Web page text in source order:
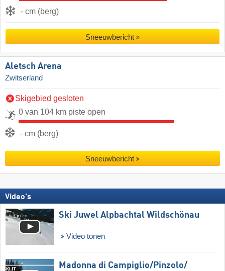
- cm (berg)
Sneeuwbericht
Aletsch Arena
Zwitserland
Skigebied gesloten
0 van 104 km piste open
- cm (berg)
Sneeuwbericht
Video's
Ski Juwel Alpbachtal Wildschönau
Video tonen
Madonna di Campiglio/​Pinzolo/​